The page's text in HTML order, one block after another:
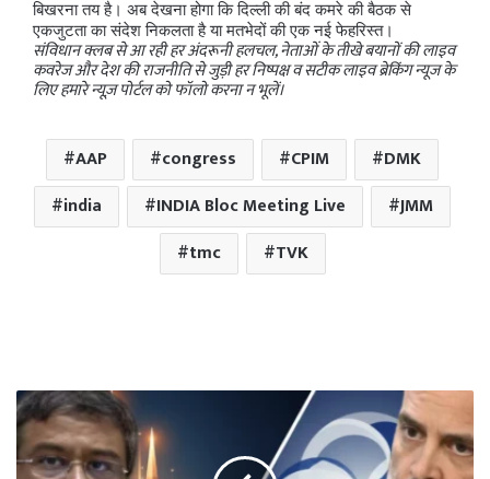
बिखरना तय है। अब देखना होगा कि दिल्ली की बंद कमरे की बैठक से
एकजुटता का संदेश निकलता है या मतभेदों की एक नई फेहरिस्त।
संविधान क्लब से आ रही हर अंदरूनी हलचल, नेताओं के तीखे बयानों की लाइव
कवरेज और देश की राजनीति से जुड़ी हर निष्पक्ष व सटीक लाइव ब्रेकिंग न्यूज के
लिए हमारे न्यूज़ पोर्टल को फॉलो करना न भूलें।
AAP congress CPIM
DMK
india
INDIA Bloc Meeting Live
JMM
tmc
TVK